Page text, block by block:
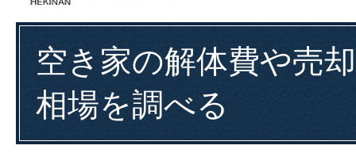
空き家の解体費や売
相場を調べる